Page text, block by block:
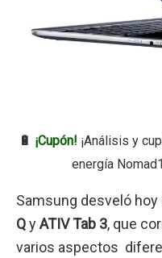
🔋 ¡Cupón! ¡Análisis y
energía
Samsung desveló
QyATIV Tab 3, que
varios aspectos